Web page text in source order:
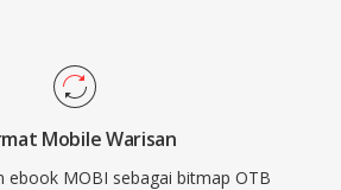
Mobile Warisan
ebook MOBI sebagai bitmap OTB